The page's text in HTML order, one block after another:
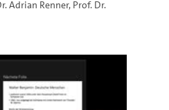
Adrian Renner, Prof. Dr.